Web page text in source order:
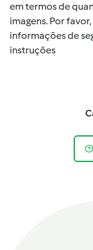
em termos de
imagens. Por
informações de
instruções